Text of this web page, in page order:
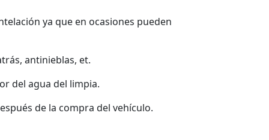
ya que en ocasiones pueden
antinieblas, et.
del agua del limpia.
de la compra del vehículo.